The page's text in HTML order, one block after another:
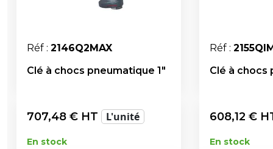
Réf : 2146Q2MAX
Clé à chocs pneumatique 1"
707,48 € HT L'unité
En stock
Réf :
Clé à chocs
608,12 €
En stock